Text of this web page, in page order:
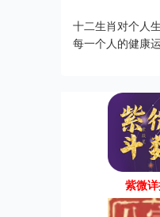
十二生肖对个人
每一个人的健康
紫微详